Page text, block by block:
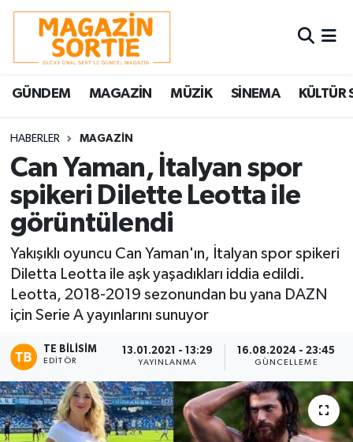
GÜNDEM MAGAZİN MÜZİK SİNEMA KÜLTÜR
HABERLER MAGAZİN
Can Yaman, İtalyan spor
spikeri Dilette Leotta ile
görüntülendi
Yakışıklı oyuncu Can Yaman'ın, İtalyan spor spikeri
Diletta Leotta ile aşk yaşadıkları iddia edildi.
Leotta, 2018-2019 sezonundan bu yana DAZN
için Serie A yayınlarını sunuyor
TE BILISIM
EDITÖR
13.01.2021 - 13:29
YAYINLANMA
16.08.2024 - 23:45
GÜNCELLEME
Nöbetçi Eczaneler
Hava Durumu
Trafik Durumu
Süper Lig Puan Durumu ve Fikstür
Tüm Manşetler
Son Dakika Haberleri
Haber Arşivi